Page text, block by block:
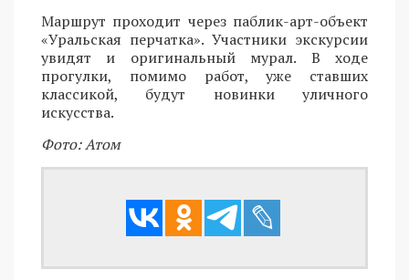
Маршрут проходит через паблик-арт-объект
«Уральская перчатка». Участники экскурсии
увидят и оригинальный мурал. В ходе
прогулки, помимо работ, уже ставших
классикой, будут новинки уличного
искусства.
Фото: Атом